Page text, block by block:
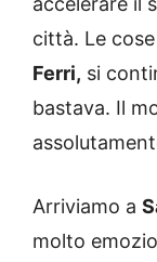
città. Le
Ferri, si
bastava. Il
Arriviamo a
molto